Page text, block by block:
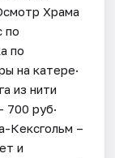
Храма
по
по
на катере·
из нити
700 руб·
Кексгольм –
и